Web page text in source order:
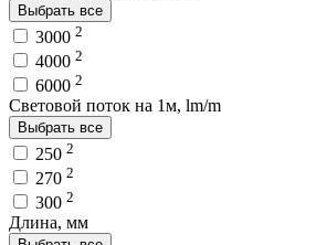
Выбрать все
3000 2
4000 2
6000 2
Световой поток на 1м, lm/m
Выбрать все
250 2
270 2
300 2
Длина, мм